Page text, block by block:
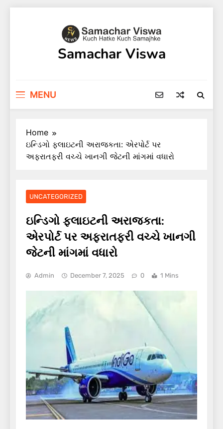
Samachar Viswa
MENU
Home
ઇન્ડિગો ફ્લાઇટની અરાજકતા: એરપોર્ટ પર
અફરાતફરી વચ્ચે ખાનગી જેટની માંગમાં વધારો
UNCATEGORIZED
ઇન્ડિગો ફ્લાઇટની અરાજકતા:
એરપોર્ટ પર અફરાતફરી વચ્ચે ખાનગી
જેટની માંગમાં વધારો
Admin December 7, 2025 0 1 Mins